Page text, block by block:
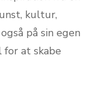
kultur,
på sin egen
at skabe